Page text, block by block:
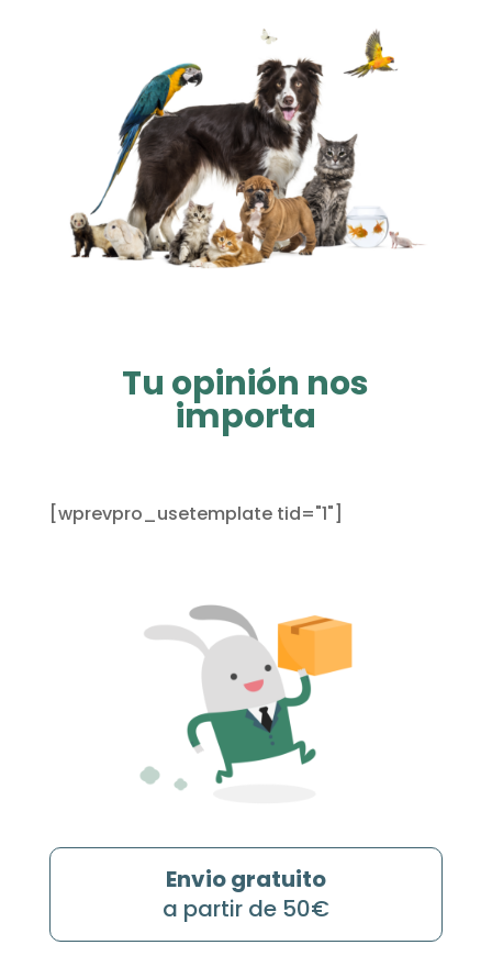
Tu opinión nos
importa
[wprevpro_usetemplate tid="1"]
Envio gratuito
a partir de 50€